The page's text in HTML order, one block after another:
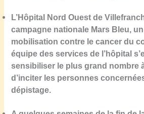
L’Hôpital Nord Ouest de
campagne nationale Mars Bleu,
mobilisation contre le cancer du
équipe desservices de l’hôpital
sensibiliser le plus grand nombre
d’inciter les personnes
dépistage.